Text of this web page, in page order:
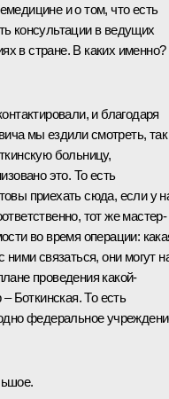
и о том, что есть
консультации в ведущих
в стране. В каких именно?
и благодаря
мы ездили смотреть, так
больницу,
это. То есть
приехать сюда, если у
тот же мастер-
во время операции:
связаться, они могут
проведения какой-
Боткинская. То есть
федеральное